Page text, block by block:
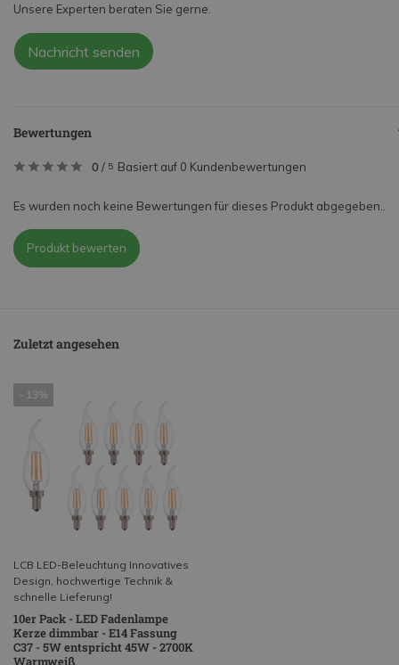
Unsere Experten beraten Sie gerne.
Nachricht senden
Bewertungen
0 / 5 Basiert auf 0 Kundenbewertungen
Es wurden noch keine Bewertungen für dieses Produkt abgegeben..
Produkt bewerten
Zuletzt angesehen
- 13%
LCB LED-Beleuchtung Innovatives
Design, hochwertige Technik &
schnelle Lieferung!
10er Pack - LED Fadenlampe
Kerze dimmbar - E14 Fassung
C37 - 5W entspricht 45W - 2700K
Warmweiß